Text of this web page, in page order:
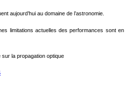
aujourd’hui au domaine de l’astronomie.
limitations actuelles des performances sont en
la propagation optique